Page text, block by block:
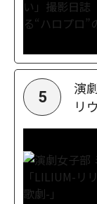
5
演
リ